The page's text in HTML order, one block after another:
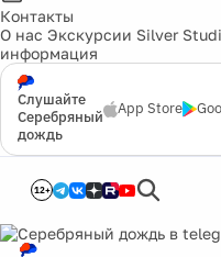
Контакты
О нас Экскурсии Silver
информация
Слушайте
Серебряный
дождь
App Store
12+